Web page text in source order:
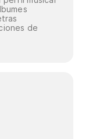
de